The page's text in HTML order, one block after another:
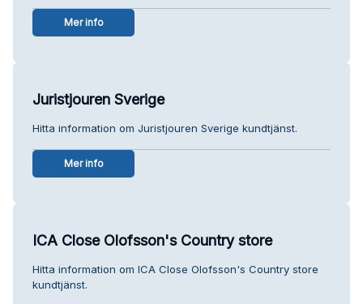
Mer info
Juristjouren Sverige
Hitta information om Juristjouren Sverige kundtjänst.
Mer info
ICA Close Olofsson's Country store
Hitta information om ICA Close Olofsson's Country store
kundtjänst.